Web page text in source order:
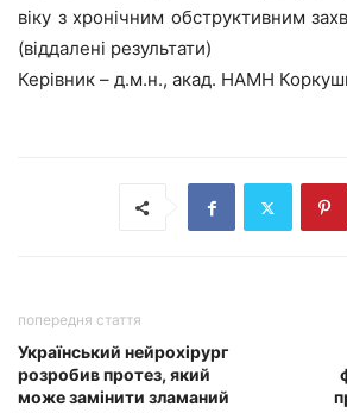
віку з хронічним обструктивним
(віддалені результати)
Керівник – д.м.н., акад. НАМН
попередня стаття
Український нейрохірург
розробив протез, який
може замінити зламаний